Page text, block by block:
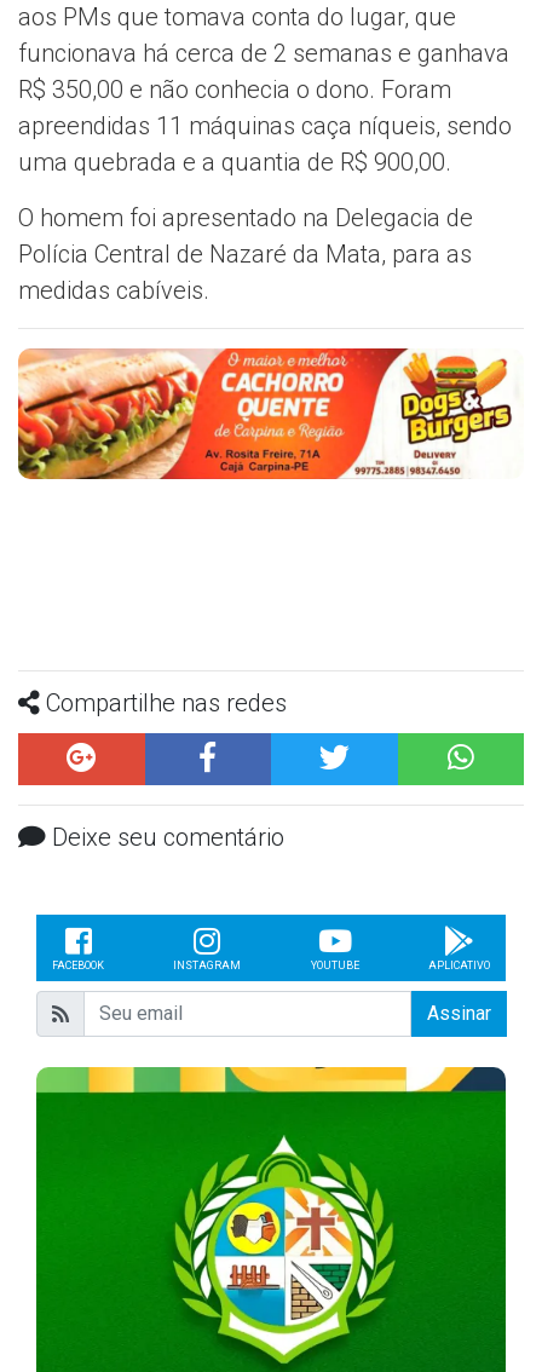
aos PMs que tomava conta do lugar, que
funcionava há cerca de 2 semanas e ganhava
R$ 350,00 e não conhecia o dono. Foram
apreendidas 11 máquinas caça níqueis, sendo
uma quebrada e a quantia de R$ 900,00.
O homem foi apresentado na Delegacia de
Polícia Central de Nazaré da Mata, para as
medidas cabíveis.
Compartilhe nas redes
Deixe seu comentário
FACEBOOK INSTAGRAM YOUTUBE APLICATIVO
Assinar